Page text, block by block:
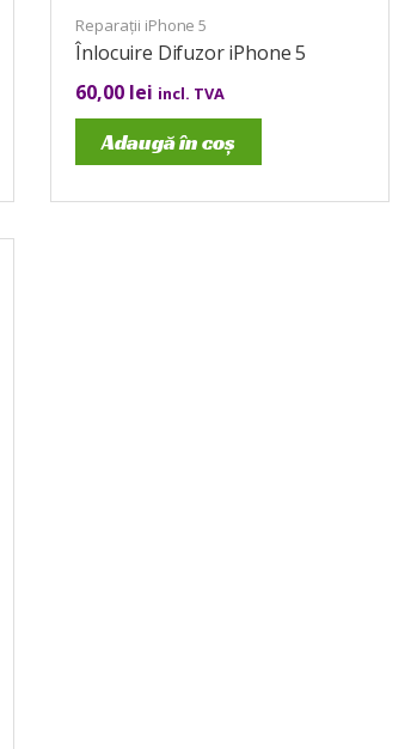
Reparații iPhone 5
Înlocuire Difuzor iPhone 5
60,00 lei incl. TVA
Adaugă în coș